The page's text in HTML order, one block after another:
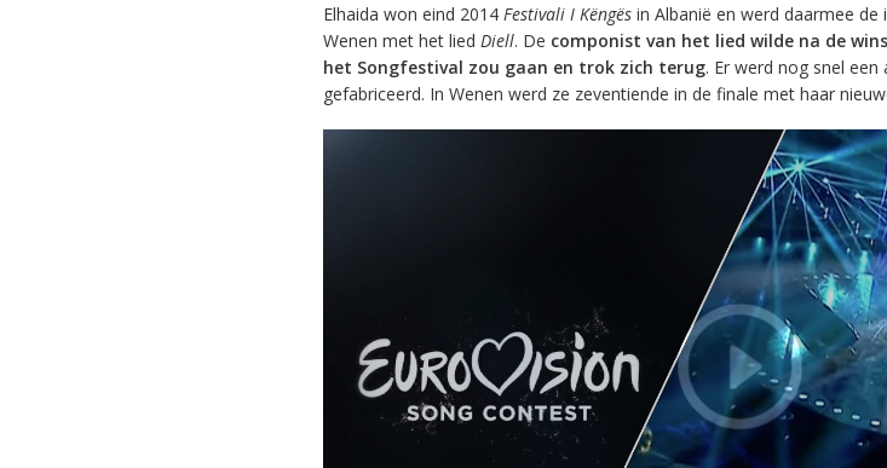
Elhaida won eind 2014 Festivali I Këngësin Albanië en werd daarmee de
Wenen met het lied Diell. De componist van het lied wilde na de
het Songfestival zou gaan en trok zich terug. Er werd nog snel een
gefabriceerd. In Wenen werd ze zeventiende in de finale met haar